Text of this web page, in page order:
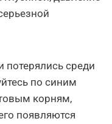
среди
по синим
корням,
появляются